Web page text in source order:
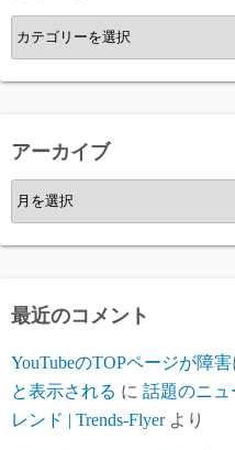
カ
テ
ゴ
ー
アーカイブ
ア
ー
カ
ブ
最近のコメント
YouTubeのTOPページが障
と表示される に 話題のニュ
レンド | Trends-Flyerより